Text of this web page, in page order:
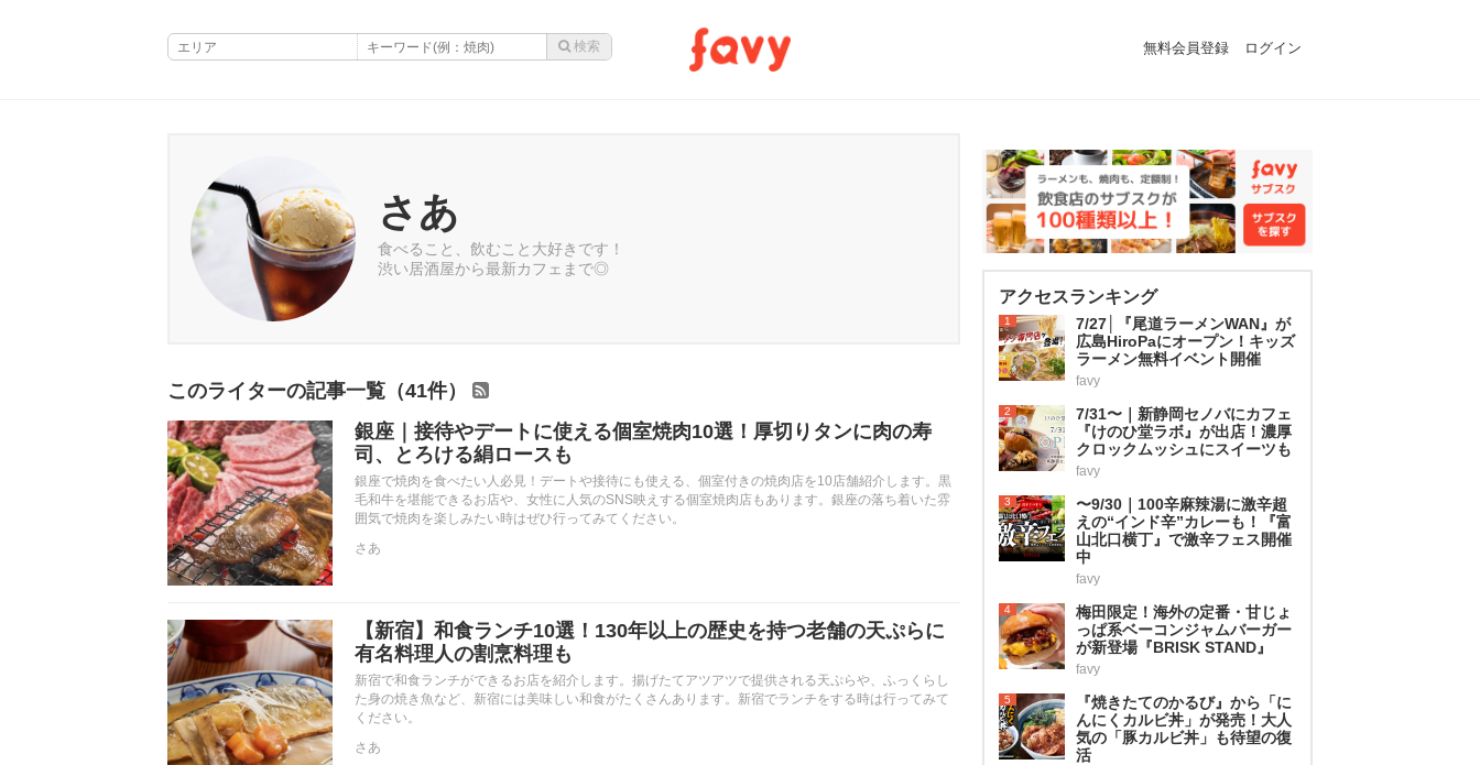
無料会員登録 ログイン
さあ
食べること、飲むこと大好きです！
渋い居酒屋から最新カフェまで◎
このライターの記事一覧（41件）
銀座｜接待やデートに使える個室焼肉10選！厚切りタンに肉の寿
司、とろける絹ロースも
銀座で焼肉を食べたい人必見！デートや接待にも使える、個室付きの焼肉店を10店舗紹介します。黒
毛和牛を堪能できるお店や、女性に人気のSNS映えする個室焼肉店もあります。銀座の落ち着いた雰
囲気で焼肉を楽しみたい時はぜひ行ってみてください。
さあ
【新宿】和食ランチ10選！130年以上の歴史を持つ老舗の天ぷらに
有名料理人の割烹料理も
新宿で和食ランチができるお店を紹介します。揚げたてアツアツで提供される天ぷらや、ふっくらし
た身の焼き魚など、新宿には美味しい和食がたくさんあります。新宿でランチをする時は行ってみて
ください。
さあ
アクセスランキング
1
7/27│『尾道ラーメンWAN』が
広島HiroPaにオープン！キッズ
ラーメン無料イベント開催
favy
2
7/31〜｜新静岡セノバにカフェ
『けのひ堂ラボ』が出店！濃厚
クロックムッシュにスイーツも
favy
3
〜9/30｜100辛麻辣湯に激辛超
えの“インド辛”カレーも！『富
山北口横丁』で激辛フェス開催
中
favy
4
梅田限定！海外の定番・甘じょ
っぱ系ベーコンジャムバーガー
が新登場『BRISK STAND』
favy
5
『焼きたてのかるび』から「に
んにくカルビ丼」が発売！大人
気の「豚カルビ丼」も待望の復
活